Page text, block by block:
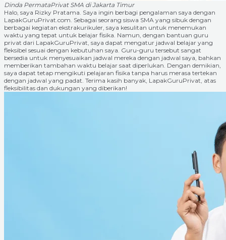
Dinda PermataPrivat SMA di Jakarta Timur
Halo, saya Rizky Pratama. Saya ingin berbagi pengalaman saya dengan
LapakGuruPrivat.com. Sebagai seorang siswa SMA yang sibuk dengan
berbagai kegiatan ekstrakurikuler, saya kesulitan untuk menemukan
waktu yang tepat untuk belajar fisika. Namun, dengan bantuan guru
privat dari LapakGuruPrivat, saya dapat mengatur jadwal belajar yang
fleksibel sesuai dengan kebutuhan saya. Guru-guru tersebut sangat
bersedia untuk menyesuaikan jadwal mereka dengan jadwal saya, bahkan
memberikan tambahan waktu belajar saat diperlukan. Dengan demikian,
saya dapat tetap mengikuti pelajaran fisika tanpa harus merasa tertekan
dengan jadwal yang padat. Terima kasih banyak, LapakGuruPrivat, atas
fleksibilitas dan dukungan yang diberikan!